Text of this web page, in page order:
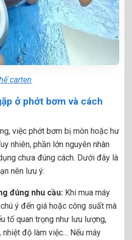
carten
ở phớt bơm và cách
việc phớt bơm bị mòn hoặc hư
nhiên, phần lớn nguyên nhân
chưa đúng cách. Dưới đây là
nên lưu ý:
đúng nhu cầu: Khi mua máy
ý đến giá hoặc công suất mà
tố quan trọng như lưu lượng,
độ làm việc… Nếu máy